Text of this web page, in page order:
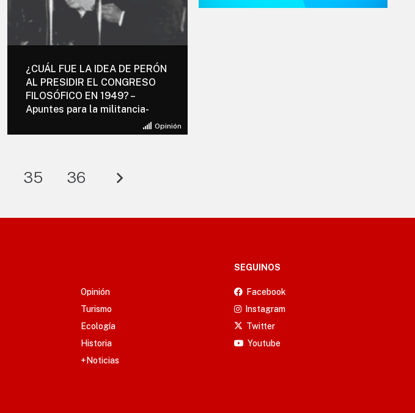
Opinión
¿CUÁL FUE LA IDEA DE PERÓN
AL PRESIDIR EL CONGRESO
FILOSÓFICO EN 1949? –
Apuntes para la militancia-
35 36
Opinión
Turismo
Ecología
Historia
+Noticias
SEGUINOS
Facebook
Instagram
Twitter
Youtube